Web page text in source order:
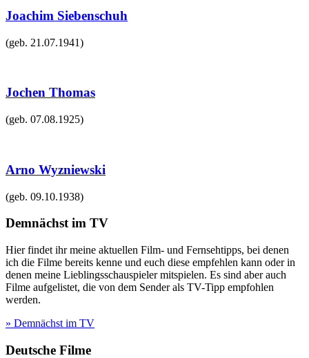
Joachim Siebenschuh
(geb. 21.07.1941)
Jochen Thomas
(geb. 07.08.1925)
Arno Wyzniewski
(geb. 09.10.1938)
Demnächst im TV
Hier findet ihr meine aktuellen Film- und Fernsehtipps, bei denen
ich die Filme bereits kenne und euch diese empfehlen kann oder in
denen meine Lieblingsschauspieler mitspielen. Es sind aber auch
Filme aufgelistet, die von dem Sender als TV-Tipp empfohlen
werden.
» Demnächst im TV
Deutsche Filme